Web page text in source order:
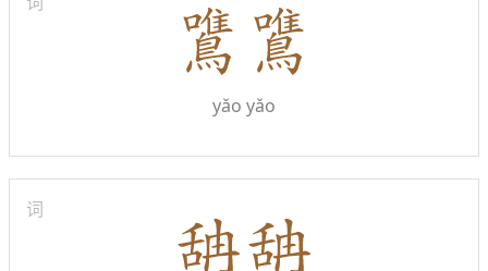
yǎo yǎo
词